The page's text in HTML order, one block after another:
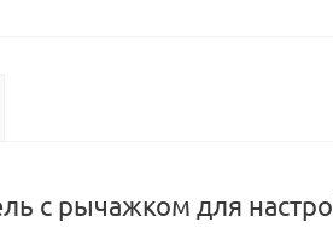
с рычажком для